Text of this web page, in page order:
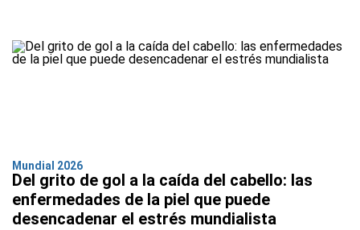
Mundial 2026
Del grito de gol a la caída del cabello: las
enfermedades de la piel que puede
desencadenar el estrés mundialista